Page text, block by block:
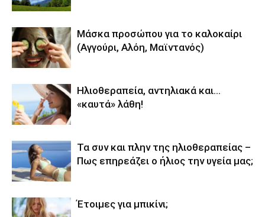
Μάσκα προσώπου για το καλοκαίρι
(Αγγούρι, Αλόη, Μαϊντανός)
Ηλιοθεραπεία, αντηλιακά και…
«καυτά» λάθη!
Τα συν και πλην της ηλιοθεραπείας –
Πως επηρεάζει ο ήλιος την υγεία μας;
Έτοιμες για μπικίνι;